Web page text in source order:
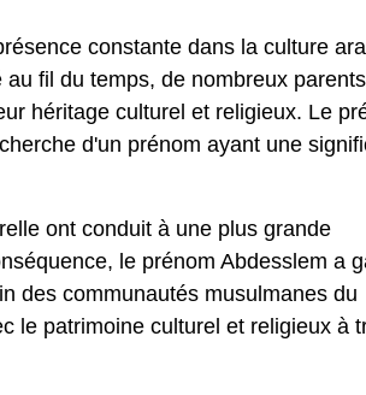
constante dans la culture
fil du temps, de nombreux parents
héritage culturel et religieux. Le
d'un prénom ayant une
ont conduit à une plus grande
le prénom Abdesslem a
des communautés musulmanes du
le patrimoine culturel et religieux à